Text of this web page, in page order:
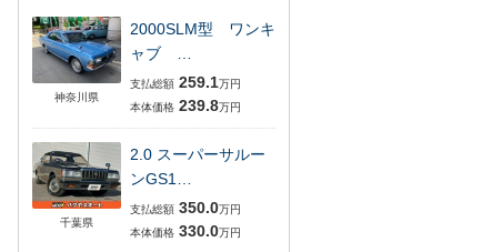
神奈川県
2000SLM型 ワンキ
ャブ …
支払総額 259.1万円
本体価格 239.8万円
千葉県
2.0 スーパーサルー
ンGS1…
支払総額 350.0万円
本体価格 330.0万円